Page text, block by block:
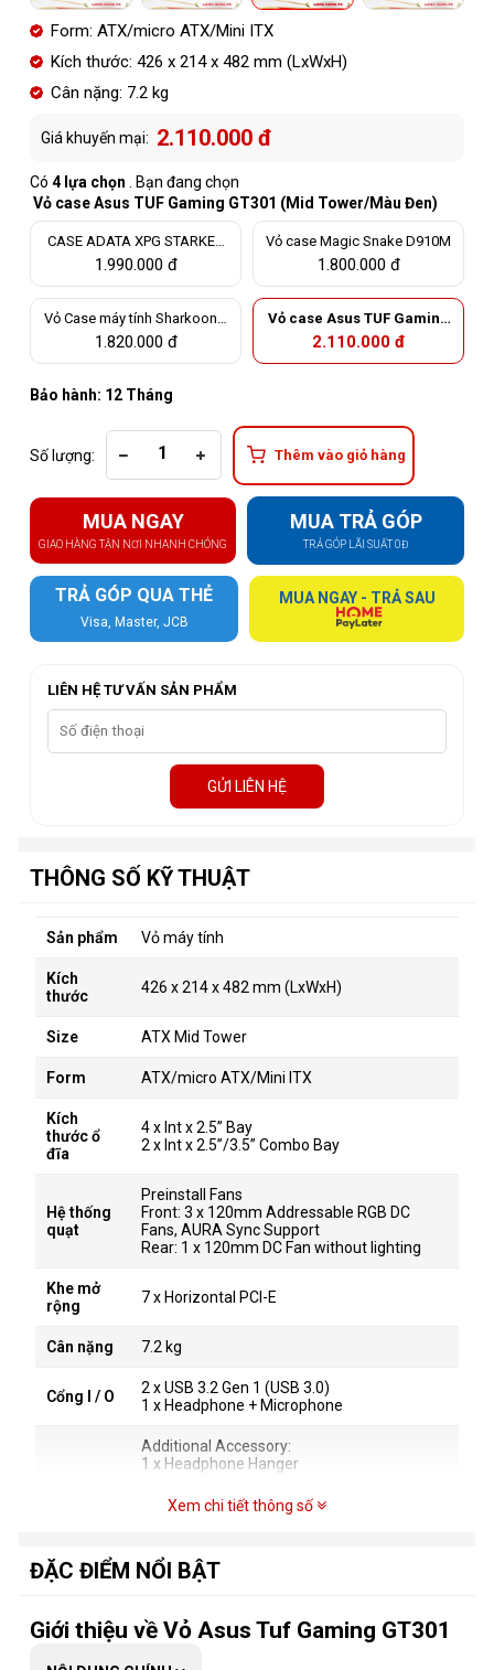
Form: ATX/micro ATX/Mini ITX
Kích thước: 426 x 214 x 482 mm (LxWxH)
Cân nặng: 7.2 kg
Giá khuyến mại: 2.110.000 đ
Có 4 lựa chọn
. Bạn đang chọn
Vỏ case Asus TUF Gaming GT301 (Mid Tower/Màu Đen)
CASE ADATA XPG STARKER
AIR WHITE
1.990.000 đ
Vỏ case Magic Snake D910M
1.800.000 đ
Vỏ Case máy tính Sharkoon T
G6 RGB
1.820.000 đ
Vỏ case Asus TUF Gaming
GT301 (Mid Tower/Màu Đe
n)
2.110.000 đ
Bảo hành: 12 Tháng
Số lượng: Thêm vào giỏ hàng
MUA NGAY
GIAO HÀNG TẬN NƠI NHANH CHÓNG
MUA TRẢ GÓP
TRẢ GÓP LÃI SUẤT 0Đ
TRẢ GÓP QUA THẺ
Visa, Master, JCB
MUA NGAY - TRẢ SAU
LIÊN HỆ TƯ VẤN SẢN PHẨM
GỬI LIÊN HỆ
THÔNG SỐ KỸ THUẬT
Sản phẩm Vỏ máy tính
Kích
thước
426 x 214 x 482 mm (LxWxH)
Size ATX Mid Tower
Form ATX/micro ATX/Mini ITX
Kích
thước ổ
đĩa
4 x Int x 2.5” Bay
2 x Int x 2.5”/3.5” Combo Bay
Hệ thống
quạt
Preinstall Fans
Front: 3 x 120mm Addressable RGB DC
Fans, AURA Sync Support
Rear: 1 x 120mm DC Fan without lighting
Khe mở
rộng
7 x Horizontal PCI-E
Cân nặng 7.2 kg
Cổng I / O
2 x USB 3.2 Gen 1 (USB 3.0)
1 x Headphone + Microphone
Ghi chú
Additional Accessory:
1 x Headphone Hanger
Materials:
Steel, Tempered Glass, ABS Plastic
1 x LED lighting control button
1 x Reset
Radiator Support
Front: 120, 140, 240, 280, 360mm
Xem chi tiết thông số
ĐẶC ĐIỂM NỔI BẬT
Giới thiệu về Vỏ Asus Tuf Gaming GT301